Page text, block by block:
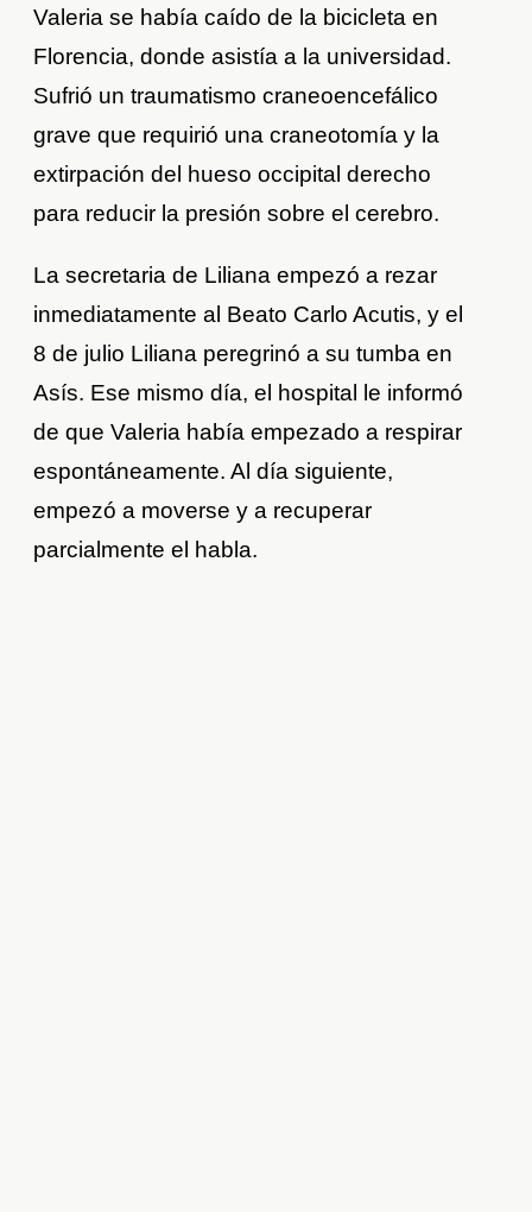
Valeria se había caído de la bicicleta en
Florencia, donde asistía a la universidad.
Sufrió un traumatismo craneoencefálico
grave que requirió una craneotomía y la
extirpación del hueso occipital derecho
para reducir la presión sobre el cerebro.
La secretaria de Liliana empezó a rezar
inmediatamente al Beato Carlo Acutis, y el
8 de julio Liliana peregrinó a su tumba en
Asís. Ese mismo día, el hospital le informó
de que Valeria había empezado a respirar
espontáneamente. Al día siguiente,
empezó a moverse y a recuperar
parcialmente el habla.